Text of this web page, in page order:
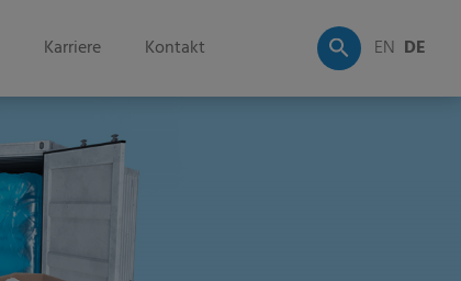
Karriere Kontakt EN DE